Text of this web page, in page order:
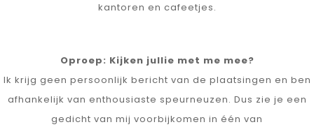
kantoren en cafeetjes.
Oproep: Kijken jullie met me mee?
Ik krijg geen persoonlijk bericht van de plaatsingen en ben
afhankelijk van enthousiaste speurneuzen. Dus zie je een
gedicht van mij voorbijkomen in één van